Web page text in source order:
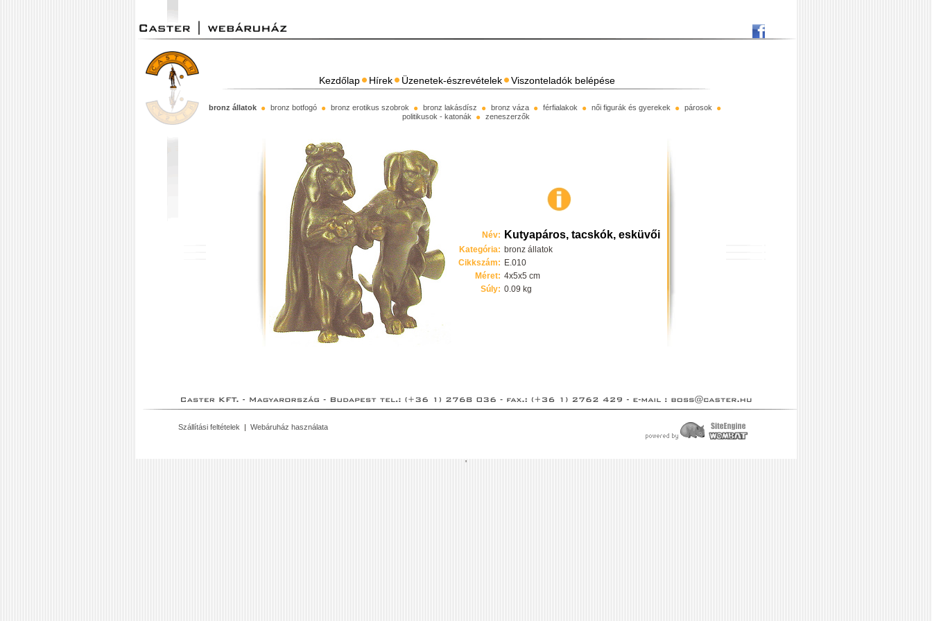
Kezdőlap Hírek Üzenetek-észrevételek Viszonteladók belépése
bronz állatok bronz botfogó bronz erotikus szobrok bronz lakásdísz bronz váza férfialakok női figurák és gyerekek
párosok
politikusok - katonák
zeneszerzők
Név: Kutyapáros, tacskók, esküvői
Kategória: bronz állatok
Cikkszám: E.010
Méret: 4x5x5 cm
Súly: 0.09 kg
Szállítási feltételek | Webáruház használata
'